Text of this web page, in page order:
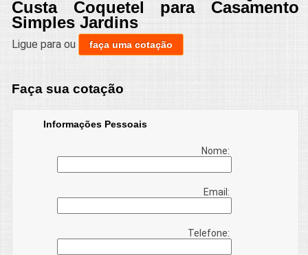
Custa Coquetel para Casamento
Simples Jardins
Ligue paraou faça uma cotação
Faça sua cotação
Informações Pessoais
Nome:
Email:
Telefone: